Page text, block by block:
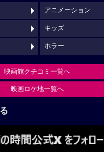
アニメーション
キッズ
ホラー
映画館クチコミ一覧へ
映画ロケ地一覧へ